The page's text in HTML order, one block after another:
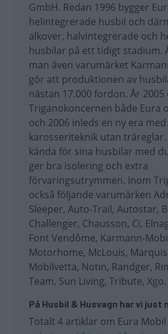
GmbH. Redan 1996 bygger
helintegrerade husbil och
alkover, halvintegrerade och
husbilar på ett tidigt stadium.
man även varumärket
gör att produktionen av
nästan 17.000 fordon. År
Triganokoncernen både Eura
och 2006 inleds en ny era
karosseriteknik utan
kända för sina husbilar med
ger bra isolering och extra
förvaringsutrymmen. Inom
också följande varumärken
Sleeper, Auto-Trail, Autostar,
Challenger, Chausson, Ci,
Font Vendôme, Karmann-
Motorhome, McLouis,
Mobilvetta, Notin, Randger,
Team, Sun Living, Tribute, Xgo.
På Husbil & Husvagn har vi just
Totalt 4 artiklar om Eura